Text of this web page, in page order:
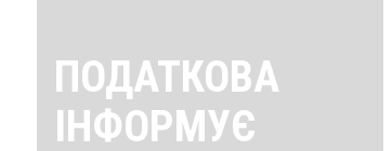
ПОДАТКОВА
ІНФОРМУЄ